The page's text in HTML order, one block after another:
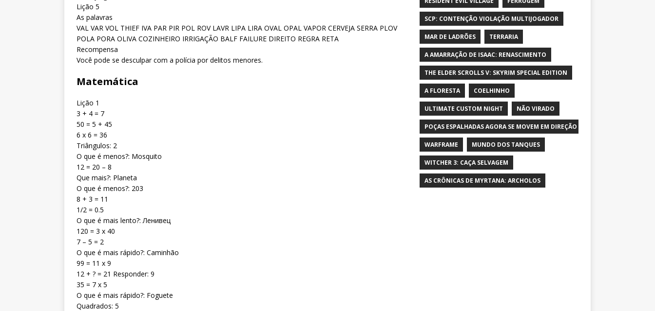
Lição 5
As palavras
VAL VAR VOL THIEF IVA PAR PIR POL ROV LAVR LIPA LIRA OVAL OPAL VAPOR CERVEJA SERRA PLOV
POLA PORA OLIVA COZINHEIRO IRRIGAÇÃO BALF FAILURE DIREITO REGRA RETA
Recompensa
Você pode se desculpar com a polícia por delitos menores.
Matemática
Lição 1
3 + 4 = 7
50 = 5 + 45
6 x 6 = 36
Triângulos: 2
O que é menos?: Mosquito
12 = 20 – 8
Que mais?: Planeta
O que é menos?: 203
8 + 3 = 11
1/2 = 0.5
O que é mais lento?: Ленивец
120 = 3 x 40
7 – 5 = 2
O que é mais rápido?: Caminhão
99 = 11 x 9
12 + ? = 21 Responder: 9
35 = 7 x 5
O que é mais rápido?: Foguete
Quadrados: 5
SCP: CONTENÇÃO VIOLAÇÃO MULTIJOGADOR
MAR DE LADRÕES TERRARIA
A AMARRAÇÃO DE ISAAC: RENASCIMENTO
THE ELDER SCROLLS V: SKYRIM SPECIAL EDITION
A FLORESTA COELHINHO
ULTIMATE CUSTOM NIGHT NÃO VIRADO
POÇAS ESPALHADAS AGORA SE MOVEM EM DIREÇÃO AO PERSONAGEM E
WARFRAME MUNDO DOS TANQUES
WITCHER 3: CAÇA SELVAGEM
AS CRÔNICAS DE MYRTANA: ARCHOLOS